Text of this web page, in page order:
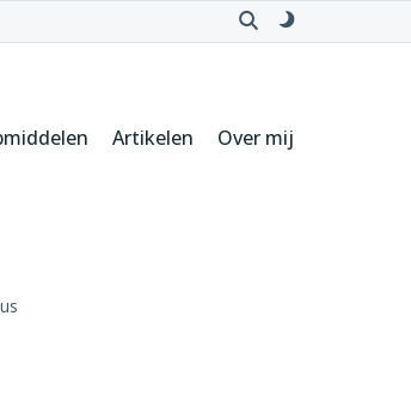
Open
Schakel
thema
Artikelen Over mij